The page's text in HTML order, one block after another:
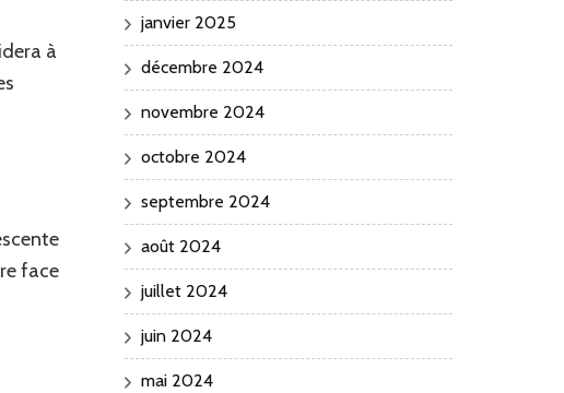
à
face
janvier 2025
décembre 2024
novembre 2024
octobre 2024
septembre 2024
août 2024
juillet 2024
juin 2024
mai 2024